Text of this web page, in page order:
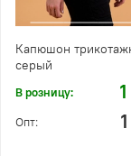
Капюшон
серый
В розницу:
Опт: